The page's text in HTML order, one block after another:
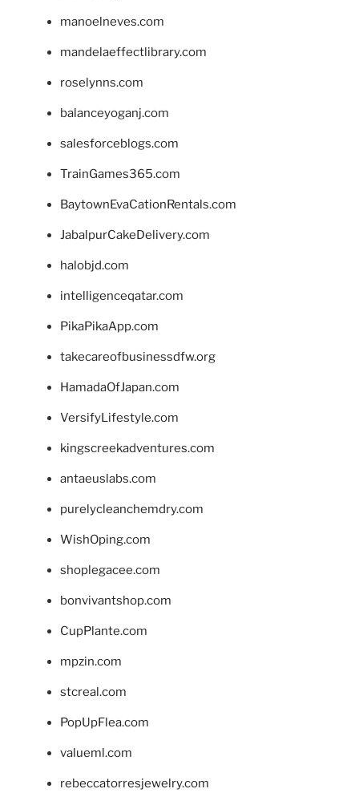
manoelneves.com
mandelaeffectlibrary.com
roselynns.com
balanceyoganj.com
salesforceblogs.com
TrainGames365.com
BaytownEvaCationRentals.com
JabalpurCakeDelivery.com
halobjd.com
intelligenceqatar.com
PikaPikaApp.com
takecareofbusinessdfw.org
HamadaOfJapan.com
VersifyLifestyle.com
kingscreekadventures.com
antaeuslabs.com
purelycleanchemdry.com
WishOping.com
shoplegacee.com
bonvivantshop.com
CupPlante.com
mpzin.com
stcreal.com
PopUpFlea.com
valueml.com
rebeccatorresjewelry.com